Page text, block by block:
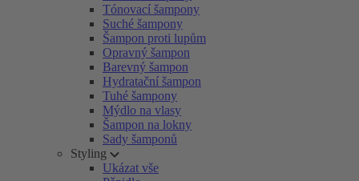
Tónovací šampony
Suché šampony
Šampon proti lupům
Opravný šampon
Barevný šampon
Hydratační šampon
Tuhé šampony
Mýdlo na vlasy
Šampon na lokny
Sady šamponů
Styling
Ukázat vše